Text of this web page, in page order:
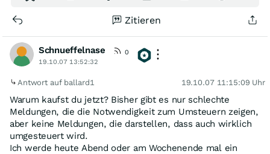
Zitieren
Schnueffelnase
0
19.10.07 13:52:32
Antwort auf ballard1 19.10.07 11:15:09 Uhr
Warum kaufst du jetzt? Bisher gibt es nur schlechte
Meldungen, die die Notwendigkeit zum Umsteuern zeigen,
aber keine Meldungen, die darstellen, dass auch wirklich
umgesteuert wird.
Ich werde heute Abend oder am Wochenende mal ein